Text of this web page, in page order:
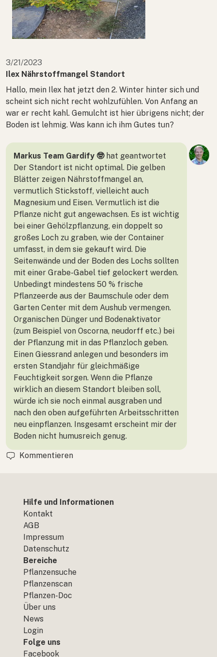
3/21/2023
Ilex Nährstoffmangel Standort
Hallo, mein Ilex hat jetzt den 2. Winter hinter sich und
scheint sich nicht recht wohlzufühlen. Von Anfang an
war er recht kahl. Gemulcht ist hier übrigens nicht; der
Boden ist lehmig. Was kann ich ihm Gutes tun?
Markus Team Gardify 🤓hat geantwortet
Der Standort ist nicht optimal. Die gelben
Blätter zeigen Nährstoffmangel an,
vermutlich Stickstoff, vielleicht auch
Magnesium und Eisen. Vermutlich ist die
Pflanze nicht gut angewachsen. Es ist wichtig
bei einer Gehölzpflanzung, ein doppelt so
großes Loch zu graben, wie der Container
umfasst, in dem sie gekauft wird. Die
Seitenwände und der Boden des Lochs sollten
mit einer Grabe-Gabel tief gelockert werden.
Unbedingt mindestens 50 % frische
Pflanzeerde aus der Baumschule oder dem
Garten Center mit dem Aushub vermengen.
Organischen Dünger und Bodenaktivator
(zum Beispiel von Oscorna, neudorff etc.) bei
der Pflanzung mit in das Pflanzloch geben.
Einen Giessrand anlegen und besonders im
ersten Standjahr für gleichmäßige
Feuchtigkeit sorgen. Wenn die Pflanze
wirklich an diesem Standort bleiben soll,
würde ich sie noch einmal ausgraben und
nach den oben aufgeführten Arbeitsschritten
neu einpflanzen. Insgesamt erscheint mir der
Boden nicht humusreich genug.
Kommentieren
Hilfe und Informationen
Kontakt
AGB
Impressum
Datenschutz
Bereiche
Pflanzensuche
Pflanzenscan
Pflanzen-Doc
Über uns
News
Login
Folge uns
Facebook